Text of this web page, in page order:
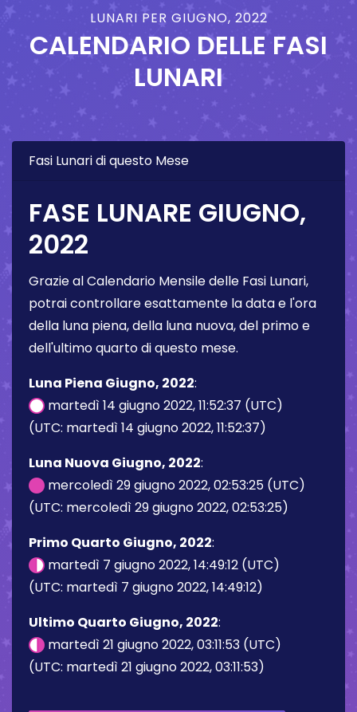
LUNARI PER GIUGNO, 2022
CALENDARIO DELLE FASI
LUNARI
Fasi Lunari di questo Mese
FASE LUNARE GIUGNO,
2022
Grazie al Calendario Mensile delle Fasi Lunari,
potrai controllare esattamente la data e l'ora
della luna piena, della luna nuova, del primo e
dell'ultimo quarto di questo mese.
Luna Piena Giugno, 2022:
martedì 14 giugno 2022, 11:52:37 (UTC)
(UTC: martedì 14 giugno 2022, 11:52:37)
Luna Nuova Giugno, 2022:
mercoledì 29 giugno 2022, 02:53:25 (UTC)
(UTC: mercoledì 29 giugno 2022, 02:53:25)
Primo Quarto Giugno, 2022:
martedì 7 giugno 2022, 14:49:12 (UTC)
(UTC: martedì 7 giugno 2022, 14:49:12)
Ultimo Quarto Giugno, 2022:
martedì 21 giugno 2022, 03:11:53 (UTC)
(UTC: martedì 21 giugno 2022, 03:11:53)